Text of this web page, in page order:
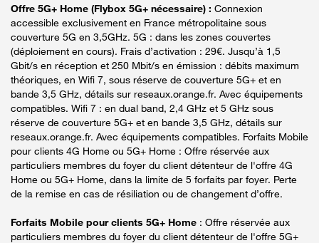
Offre 5G+ Home (Flybox 5G+ nécessaire) : Connexion
accessible exclusivement en France métropolitaine sous
couverture 5G en 3,5GHz. 5G : dans les zones couvertes
(déploiement en cours). Frais d’activation : 29€. Jusqu’à 1,5
Gbit/s en réception et 250 Mbit/s en émission : débits maximum
théoriques, en Wifi 7, sous réserve de couverture 5G+ et en
bande 3,5 GHz, détails sur reseaux.orange.fr. Avec équipements
compatibles. Wifi 7 : en dual band, 2,4 GHz et 5 GHz sous
réserve de couverture 5G+ et en bande 3,5 GHz, détails sur
reseaux.orange.fr. Avec équipements compatibles. Forfaits Mobile
pour clients 4G Home ou 5G+ Home : Offre réservée aux
particuliers membres du foyer du client détenteur de l'offre 4G
Home ou 5G+ Home, dans la limite de 5 forfaits par foyer. Perte
de la remise en cas de résiliation ou de changement d’offre.
Forfaits Mobile pour clients 5G+ Home : Offre réservée aux
particuliers membres du foyer du client détenteur de l'offre 5G+